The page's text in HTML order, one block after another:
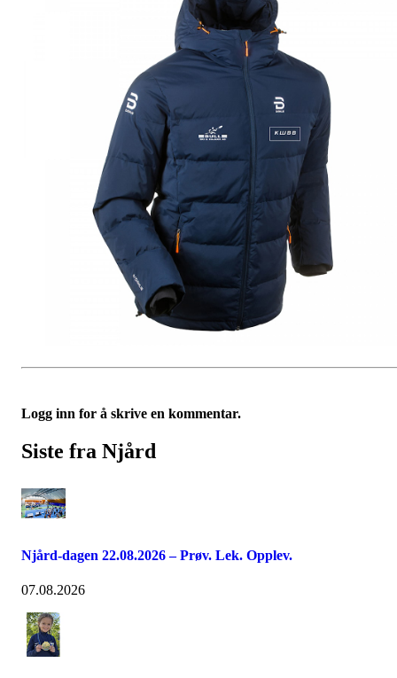
Logg inn for å skrive en kommentar.
Siste fra Njård
Njård-dagen 22.08.2026 – Prøv. Lek. Opplev.
07.08.2026